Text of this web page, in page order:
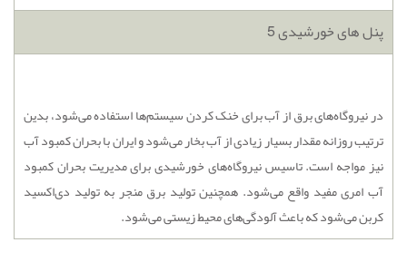
پنل های خورشیدی 5
در نیروگاه‌های برق از آب برای خنک کردن سیستم‌ها استفاده می‌شود، بدین
ترتیب روزانه مقدار بسیار زیادی از آب بخار می‌شود و ایران با بحران کمبود آب
نیز مواجه است. تاسیس نیروگاه‌های خورشیدی برای مدیریت بحران کمبود
آب امری مفید واقع می‌شود. همچنین تولید برق منجر به تولید دی‌اکسید
کربن می‌شود که باعث آلودگی‌های محیط زیستی می‌شود.‌